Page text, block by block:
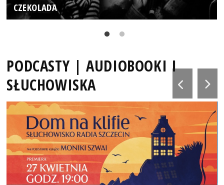
CZEKOLADA
PODCASTY | AUDIOBOOKI I
SŁUCHOWISKA